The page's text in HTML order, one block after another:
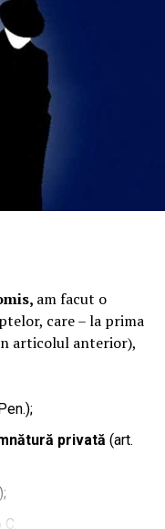
am facut o
care – la prima
articolul anterior),
privată (art.